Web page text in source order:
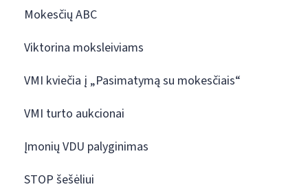
Mokesčių ABC
Viktorina moksleiviams
VMI kviečia į „Pasimatymą su mokesčiais“
VMI turto aukcionai
Įmonių VDU palyginimas
STOP šešėliui